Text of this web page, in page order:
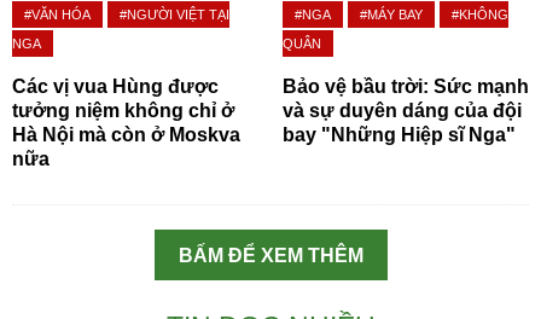
#VĂN HÓA
#NGƯỜI VIỆT TẠI
NGA
Các vị vua Hùng được
tưởng niệm không chỉ ở
Hà Nội mà còn ở Moskva
nữa
#NGA #MÁY BAY
#KHÔNG
QUÂN
Bảo vệ bầu trời: Sức mạnh
và sự duyên dáng của đội
bay "Những Hiệp sĩ Nga"
BẤM ĐỂ XEM THÊM